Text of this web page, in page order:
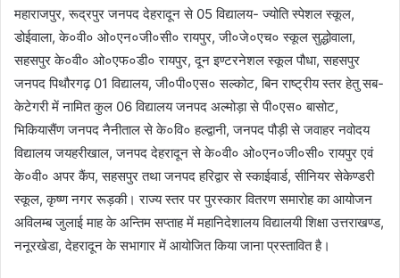
महाराजपुर, रूद्रपुर जनपद देहरादून से 05 विद्यालय- ज्योति स्पेशल स्कूल,
डोईवाला, के०वी० ओ०एन०जी०सी० रायपुर, जी०जे०एच० स्कूल सुद्धोवाला,
सहसपुर के०वी० ओ०एफ०डी० रायपुर, दून इण्टरनेशल स्कूल पौधा, सहसपुर
जनपद पिथौरगढ़ 01 विद्यालय, जी०पी०एस० सल्कोट, बिन राष्ट्रीय स्तर हेतु सब-
केटेगरी में नामित कुल 06 विद्यालय जनपद अल्मोड़ा से पी०एस० बासोट,
भिकियासैंण जनपद नैनीताल से के०वि० हल्द्वानी, जनपद पौड़ी से जवाहर नवोदय
विद्यालय जयहरीखाल, जनपद देहरादून से के०वी० ओ०एन०जी०सी० रायपुर एवं
के०वी० अपर कैंप, सहसपुर तथा जनपद हरिद्वार से स्काईवार्ड, सीनियर सेकेण्डरी
स्कूल, कृष्ण नगर रूड़की। राज्य स्तर पर पुरस्कार वितरण समारोह का आयोजन
अविलम्ब जुलाई माह के अन्तिम सप्ताह में महानिदेशालय विद्यालयी शिक्षा उत्तराखण्ड,
ननूरखेडा, देहरादून के सभागार में आयोजित किया जाना प्रस्तावित है।